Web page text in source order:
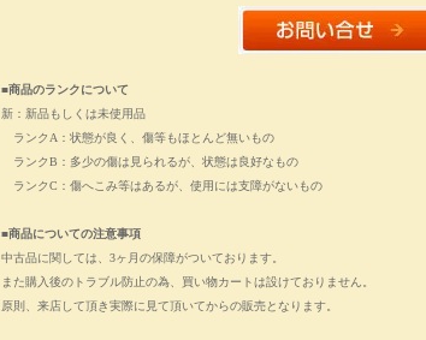
■商品のランクについて
新：新品もしくは未使用品
ランクA：状態が良く、傷等もほとんど無いもの
ランクB：多少の傷は見られるが、状態は良好なもの
ランクC：傷へこみ等はあるが、使用には支障がないもの
■商品についての注意事項
中古品に関しては、3ヶ月の保障がついております。
また購入後のトラブル防止の為、買い物カートは設けておりません。
原則、来店して頂き実際に見て頂いてからの販売となります。